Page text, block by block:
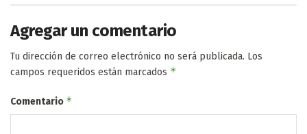
Agregar un comentario
Tu dirección de correo electrónico no será publicada. Los
campos requeridos están marcados *
Comentario *